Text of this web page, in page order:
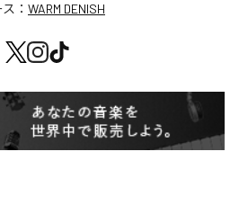
： WARM DENISH